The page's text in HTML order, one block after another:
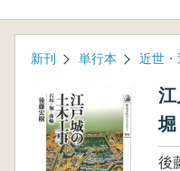
新刊 単行本 近世・
江
堀
後